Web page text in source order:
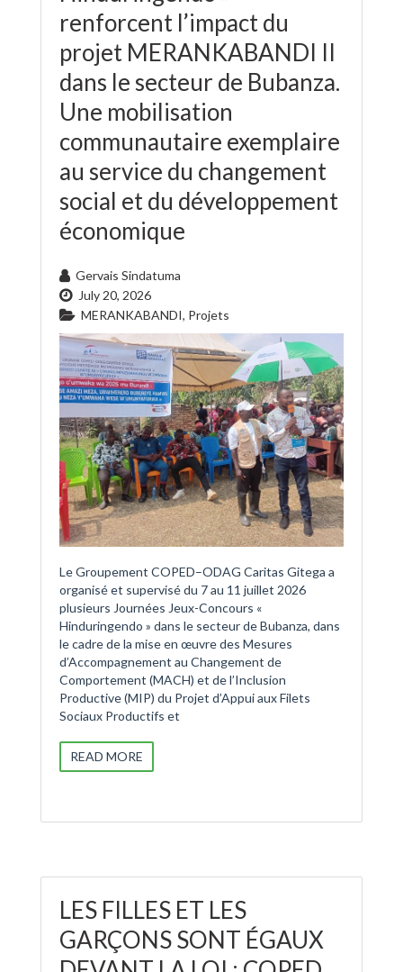
renforcent l’impact du
projet MERANKABANDI II
dans le secteur de Bubanza.
Une mobilisation
communautaire exemplaire
au service du changement
social et du développement
économique
Gervais Sindatuma
July 20, 2026
MERANKABANDI, Projets
Le Groupement COPED–ODAG Caritas Gitega a
organisé et supervisé du 7 au 11 juillet 2026
plusieurs Journées Jeux-Concours «
Hinduringendo » dans le secteur de Bubanza, dans
le cadre de la mise en œuvre des Mesures
d’Accompagnement au Changement de
Comportement (MACH) et de l’Inclusion
Productive (MIP) du Projet d’Appui aux Filets
Sociaux Productifs et
READ MORE
LES FILLES ET LES
GARÇONS SONT ÉGAUX